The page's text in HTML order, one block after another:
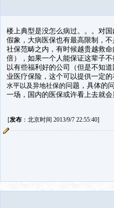
楼上典型是没怎么病过。。。对
假象，大病医保也有最高限制，
社保范畴之内，有时候越贵越救
倍），如果一个人能保证这辈子
以有些福利好的公司（但是不知
业医疗保险，这个可以提供一定
水平以及异地社保的问题，具体的
一场，国内的医保或许看上去就会
[发布：北京时间 2013/9/7 22:55:40]